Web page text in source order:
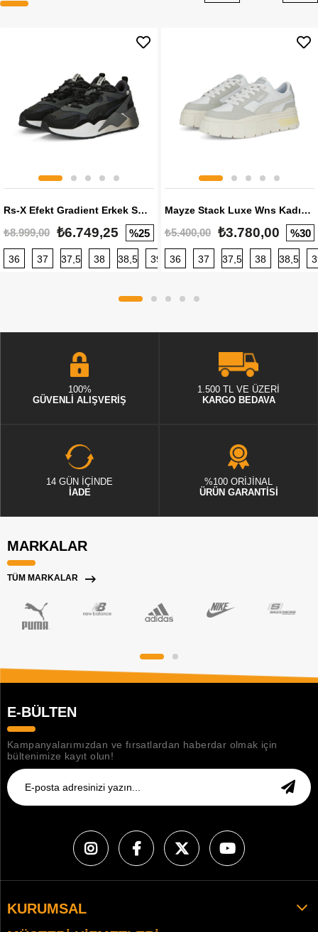
Rs-X Efekt Gradient Erkek Sneaker
₺8.999,00 ₺6.749,25 %25
36 37 37,5 38 38,5 39 40 40,5 41 42 42,5
Mayze Stack Luxe Wns Kadın Sneaker
₺5.400,00 ₺3.780,00 %30
36 37 37,5 38 38,5
100%
GÜVENLİ ALIŞVERİŞ
1.500 TL VE ÜZERİ
KARGO BEDAVA
14 GÜN İÇİNDE
İADE
%100 ORİJİNAL
ÜRÜN GARANTİSİ
MARKALAR
TÜM MARKALAR
E-BÜLTEN
Kampanyalarımızdan ve fırsatlardan haberdar olmak için
bültenimize kayıt olun!
KURUMSAL